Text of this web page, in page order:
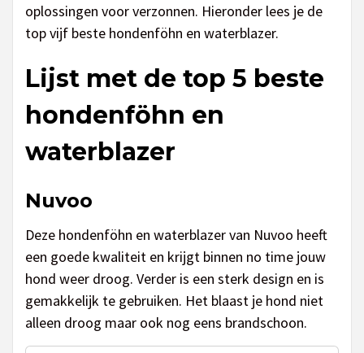
oplossingen voor verzonnen. Hieronder lees je de
top vijf beste hondenföhn en waterblazer.
Lijst met de top 5 beste
hondenföhn en
waterblazer
Nuvoo
Deze hondenföhn en waterblazer van Nuvoo heeft
een goede kwaliteit en krijgt binnen no time jouw
hond weer droog. Verder is een sterk design en is
gemakkelijk te gebruiken. Het blaast je hond niet
alleen droog maar ook nog eens brandschoon.